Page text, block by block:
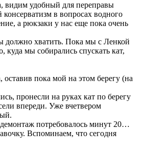
видим удобный для переправы
в вопросах водного
а рюкзаки у нас еще пока очень
должно хватить. Пока мы с Ленкой
мы собирались спускать кат,
пока мой на этом берегу (на
пронесли на руках кат по берегу
впереди. Уже вчетвером
потребовалось минут 20…
Вспоминаем, что сегодня